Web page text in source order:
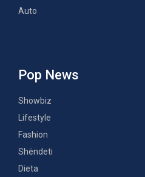
Auto
Pop News
Showbiz
Lifestyle
Fashion
Shëndeti
Dieta